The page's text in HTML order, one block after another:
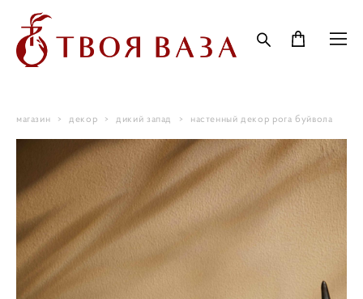
магазин > декор > дикий запад > настенный декор рога буйвола